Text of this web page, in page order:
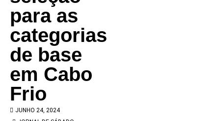
para as
categorias
de base
em Cabo
Frio
JUNHO 24, 2024